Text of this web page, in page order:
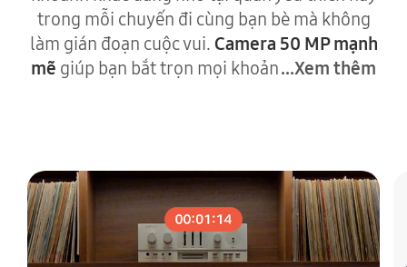
trong mỗi chuyến đi cùng bạn bè mà không
làm gián đoạn cuộc vui.Camera 50 MP mạnh
mẽ giúp bạn bắt trọn mọi khoản...Xem thêm